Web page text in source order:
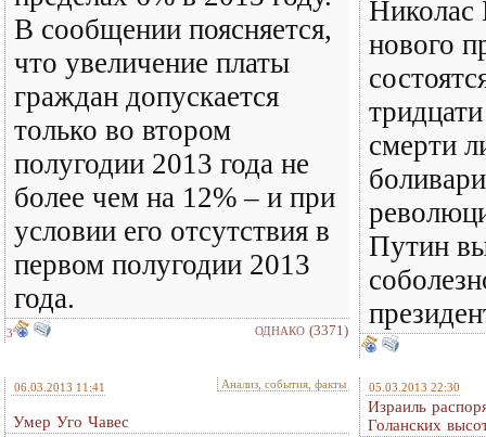
В сообщении поясняется,
что увеличение платы
граждан допускается
только во втором
полугодии 2013 года не
более чем на 12% – и при
условии его отсутствия в
первом полугодии 2013
года.
3 ОДНАКО (3371)
нового
смерти
Путин
06.03.2013 11:41 Анализ, события, факты
Умер Уго Чавес
05.03.2013 22:30
Израиль
Голанских